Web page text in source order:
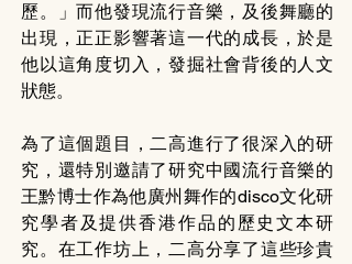
歷。」而他發現流行音樂，及後舞廳的
出現，正正影響著這一代的成長，於是
他以這角度切入，發掘社會背後的人文
狀態。
為了這個題目，二高進行了很深入的研
究，還特別邀請了研究中國流行音樂的
王黔博士作為他廣州舞作的disco文化研
究學者及提供香港作品的歷史文本研
究。在工作坊上，二高分享了這些珍貴